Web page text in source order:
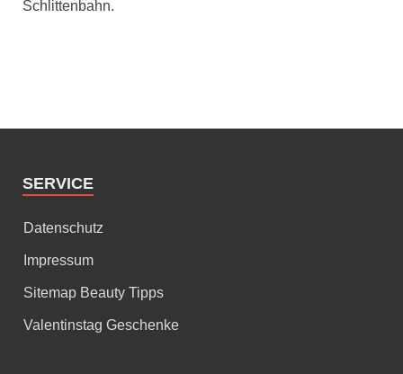
Schlittenbahn.
SERVICE
Datenschutz
Impressum
Sitemap Beauty Tipps
Valentinstag Geschenke